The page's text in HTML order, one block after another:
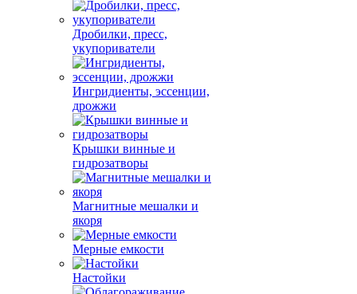
Дробилки, пресс,
укупориватели
Ингридиенты, эссенции,
дрожжи
Крышки винные и
гидрозатворы
Магнитные мешалки и
якоря
Мерные емкости
Настойки